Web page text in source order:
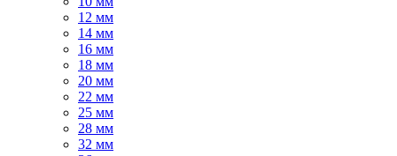
12 мм
14 мм
16 мм
18 мм
20 мм
22 мм
25 мм
28 мм
32 мм